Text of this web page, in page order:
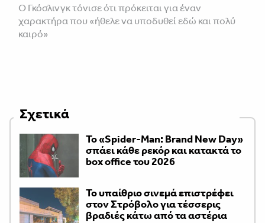
Ο Γκόσλινγκ τόνισε ότι πρόκειται για έναν
χαρακτήρα που «ήθελε να υποδυθεί εδώ και πολύ
καιρό»
Σχετικά
Το «Spider-Man: Brand New Day»
σπάει κάθε ρεκόρ και κατακτά το
box office του 2026
Το υπαίθριο σινεμά επιστρέφει
στον Στρόβολο για τέσσερις
βραδιές κάτω από τα αστέρια